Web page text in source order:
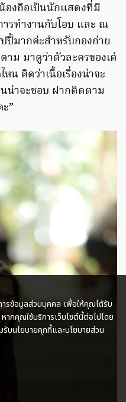
องถือเป็นนักแสดงที่มี
รทำงานกับโอบ และ ณ
มากค่ะสำหรับกองถ่าย
ม มาดูว่าตัวละครของเต๋
หน คิดว่าเนื้อเรื่องน่าจะ
น่าจะชอบ ฝากติดตาม
”
รข้อมูลส่วนบุคคล เพื่อให้คุณได้รับ
ากคุณใช้บริการเว็บไซต์นี้ต่อไปโดย
บนโยบายคุกกี้และนโยบายส่วน